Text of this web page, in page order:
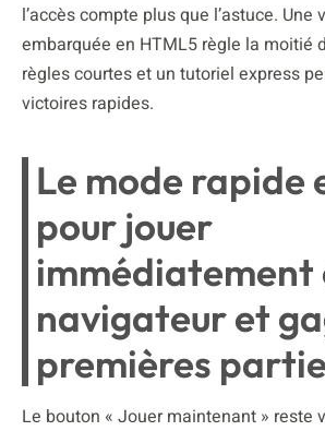
l’accès compte plus que l’astuce. Une
embarquée en HTML5 règle la moitié
règles courtes et un tutoriel express
victoires rapides.
Le mode rapide
pour jouer
immédiatement
navigateur et
premières
Le bouton « Jouer maintenant » reste